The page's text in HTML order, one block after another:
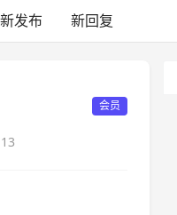
新发布 新回复
会员